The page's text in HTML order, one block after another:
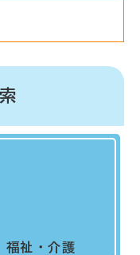
福祉・介護